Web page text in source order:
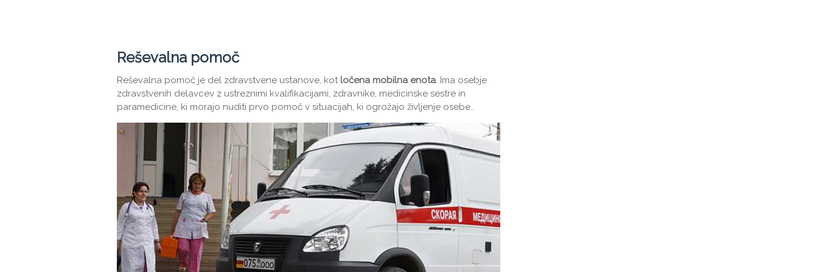
Reševalna pomoč
Reševalna pomoč je del zdravstvene ustanove, kot ločena mobilna enota. Ima osebje
zdravstvenih delavcev z ustreznimi kvalifikacijami, zdravnike, medicinske sestre in
paramedicine, ki morajo nuditi prvo pomoč v situacijah, ki ogrožajo življenje osebe..